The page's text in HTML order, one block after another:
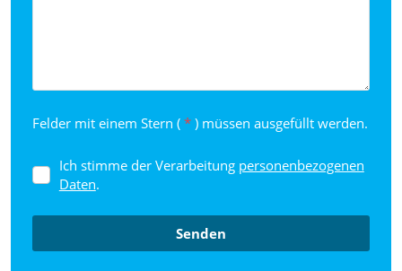
Felder mit einem Stern ( * ) müssen ausgefüllt werden.
stimme
der
personenbezogenen
Daten.
Ich stimme der Verarbeitung personenbezogenen
Daten.
Senden